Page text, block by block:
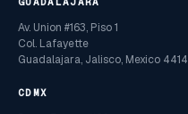
Av. Union #163, Piso 1
Col. Lafayette
Guadalajara, Jalisco, Mexico
CDMX